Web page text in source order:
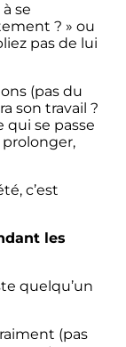
se
? » ou
pas de lui
(pas du
son travail ?
qui se passe
c’est
les
quelqu’un
(pas